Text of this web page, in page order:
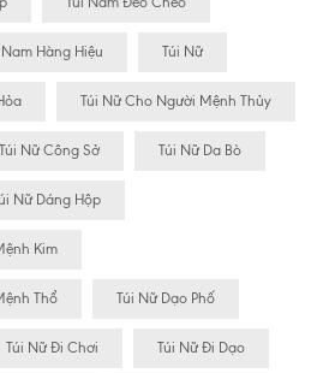
Nam Hàng Hiệu Túi Nữ
Túi Nữ Cho Người Mệnh Thủy
Túi Nữ Công Sở Túi Nữ Da Bò
Nữ Dáng Hộp
Kim
Thổ Túi Nữ Dạo Phố
Túi Nữ Đi Chơi Túi Nữ Đi Dạo